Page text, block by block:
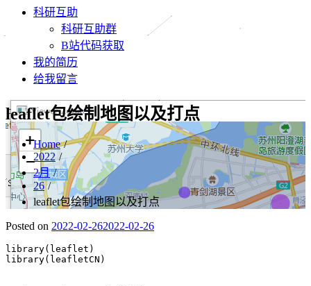
科研互助
科研互助群
B站代码获取
我的简历
给我留言
leaflet包绘制地图以及打点
Home
2022
2月
26
leaflet包绘制地图以及打点
Posted on 2022-02-262022-02-26
library(leaflet)
library(leafletCN)